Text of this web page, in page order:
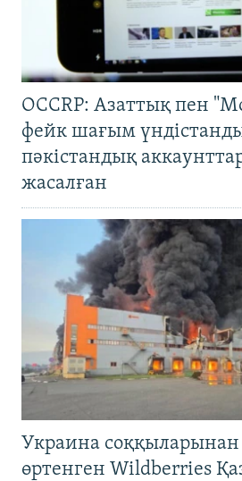
OCCRP: Азаттық пен
фейк шағым
пәкістандық
жасалған
Украина
өртенген Wildberries